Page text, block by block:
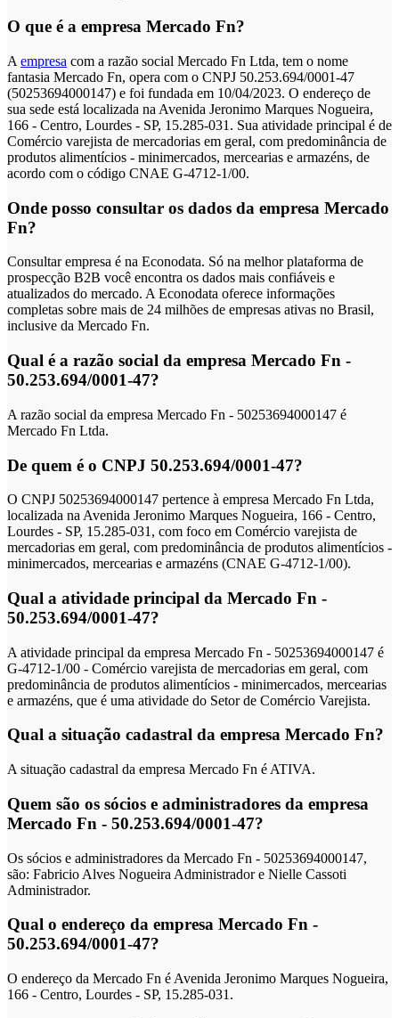
O que é a empresa Mercado Fn?
A empresa com a razão social Mercado Fn Ltda, tem o nome
fantasia Mercado Fn, opera com o CNPJ 50.253.694/0001-47
(50253694000147) e foi fundada em 10/04/2023. O endereço de
sua sede está localizada na Avenida Jeronimo Marques Nogueira,
166 - Centro, Lourdes - SP, 15.285-031. Sua atividade principal é de
Comércio varejista de mercadorias em geral, com predominância de
produtos alimentícios - minimercados, mercearias e armazéns, de
acordo com o código CNAE G-4712-1/00.
Onde posso consultar os dados da empresa Mercado
Fn?
Consultar empresa é na Econodata. Só na melhor plataforma de
prospecção B2B você encontra os dados mais confiáveis e
atualizados do mercado. A Econodata oferece informações
completas sobre mais de 24 milhões de empresas ativas no Brasil,
inclusive da Mercado Fn.
Qual é a razão social da empresa Mercado Fn -
50.253.694/0001-47?
A razão social da empresa Mercado Fn - 50253694000147 é
Mercado Fn Ltda.
De quem é o CNPJ 50.253.694/0001-47?
O CNPJ 50253694000147 pertence à empresa Mercado Fn Ltda,
localizada na Avenida Jeronimo Marques Nogueira, 166 - Centro,
Lourdes - SP, 15.285-031, com foco em Comércio varejista de
mercadorias em geral, com predominância de produtos alimentícios -
minimercados, mercearias e armazéns (CNAE G-4712-1/00).
Qual a atividade principal da Mercado Fn -
50.253.694/0001-47?
A atividade principal da empresa Mercado Fn - 50253694000147 é
G-4712-1/00 - Comércio varejista de mercadorias em geral, com
predominância de produtos alimentícios - minimercados, mercearias
e armazéns, que é uma atividade do Setor de Comércio Varejista.
Qual a situação cadastral da empresa Mercado Fn?
A situação cadastral da empresa Mercado Fn é ATIVA.
Quem são os sócios e administradores da empresa
Mercado Fn - 50.253.694/0001-47?
Os sócios e administradores da Mercado Fn - 50253694000147,
são: Fabricio Alves Nogueira Administrador e Nielle Cassoti
Administrador.
Qual o endereço da empresa Mercado Fn -
50.253.694/0001-47?
O endereço da Mercado Fn é Avenida Jeronimo Marques Nogueira,
166 - Centro, Lourdes - SP, 15.285-031.